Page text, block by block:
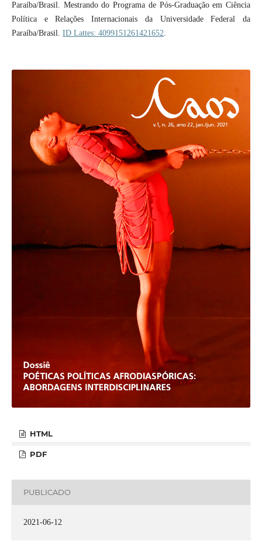
Paraíba/Brasil. Mestrando do Programa de Pós-Graduação em Ciência
Política e Relações Internacionais da Universidade Federal da
Paraíba/Brasil. ID Lattes: 4099151261421652.
HTML
PDF
PUBLICADO
2021-06-12